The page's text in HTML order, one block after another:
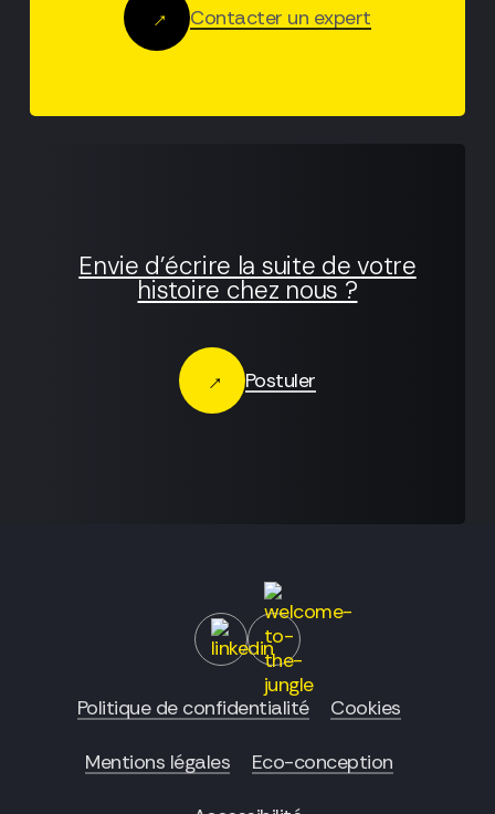
Envie d’écrire la suite de votre
histoire chez nous ?
Postuler
Contacter un expert
Politique de confidentialité Cookies
Mentions légales Eco-conception